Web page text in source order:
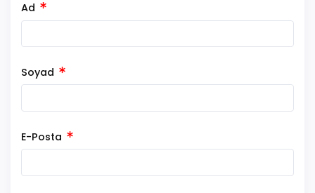
Ad
Soyad
E-Posta